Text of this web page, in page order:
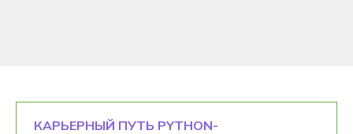
КАРЬЕРНЫЙ ПУТЬ PYTHON-